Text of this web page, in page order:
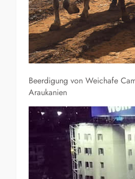
Beerdigung von Weichafe
Araukanien